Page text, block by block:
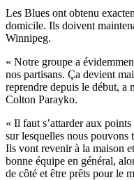
Les Blues ont obtenu
domicile. Ils doivent
Winnipeg.
« Notre groupe a
nos partisans. Ça devient
reprendre depuis le début, a
Colton Parayko.
« Il faut s’attarder aux
sur lesquelles nous pouvons
Ils vont revenir à la maison
bonne équipe en général,
de côté et être prêts pour le